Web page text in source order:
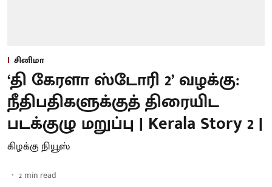
சினிமா
‘தி கேரளா ஸ்டோரி 2’ வழக்கு:
நீதிபதிகளுக்குத் திரையிட
படக்குழு மறுப்பு | Kerala Story 2 |
கிழக்கு நியூஸ்
2 min read